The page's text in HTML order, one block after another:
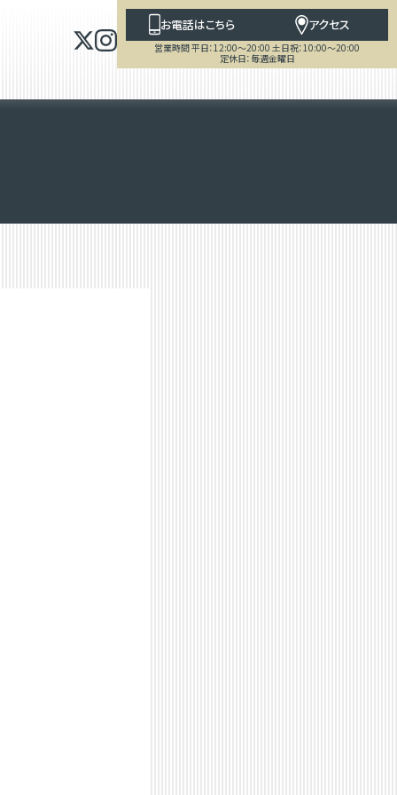
お電話はこちら アクセス
営業時間 平日：12:00～20:00 土日祝：10:00～20:00
定休日：毎週金曜日